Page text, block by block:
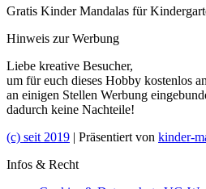
Gratis Kinder Mandalas für
Hinweis zur Werbung
Liebe kreative Besucher,
um für euch dieses Hobby kostenlos
an einigen Stellen Werbung
dadurch keine Nachteile!
(c) seit 2019 | Präsentiert von kinder-
Infos & Recht